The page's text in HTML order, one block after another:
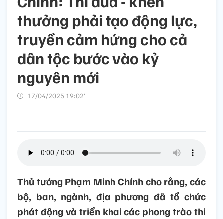
thưởng phải tạo động lực,
truyền cảm hứng cho cả
dân tộc bước vào kỷ
nguyên mới
17/04/2025 19:02’
Thủ tướng Phạm Minh Chính cho rằng, các
bộ, ban, ngành, địa phương đã tổ chức
phát động và triển khai các phong trào thi